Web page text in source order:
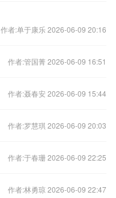
作者:单于康乐 2026-06-09 20:16
作者:管国菁 2026-06-09 16:51
作者:聂春安 2026-06-09 15:44
作者:罗慧琪 2026-06-09 20:03
作者:于春珊 2026-06-09 22:25
作者:林勇琼 2026-06-09 22:47